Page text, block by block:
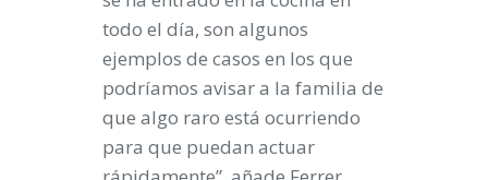
todo el día, son algunos
ejemplos de casos en los que
podríamos avisar a la familia de
que algo raro está ocurriendo
para que puedan actuar